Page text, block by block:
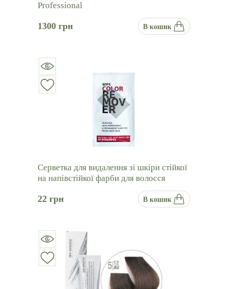
Professional
1300 грн В кошик
Серветка для видалення зі шкіри стійкої
на напівстійкої фарби для волосся
22 грн В кошик